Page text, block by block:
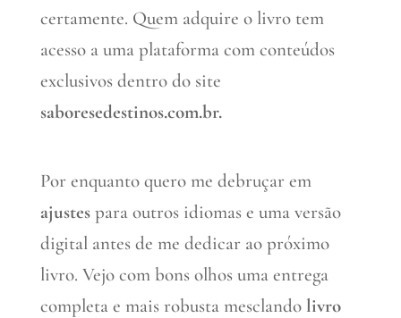
certamente. Quem adquire o livro tem
acesso a uma plataforma com conteúdos
exclusivos dentro do site
saboresedestinos.com.br.
Por enquanto quero me debruçar em
ajustespara outros idiomas e uma versão
digital antes de me dedicar ao próximo
livro. Vejo com bons olhos uma entrega
completa e mais robusta mesclando livro